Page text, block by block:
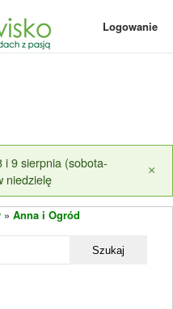
Logowanie
9 sierpnia (sobota-
niedzielę
×
» Anna i Ogród
Szukaj